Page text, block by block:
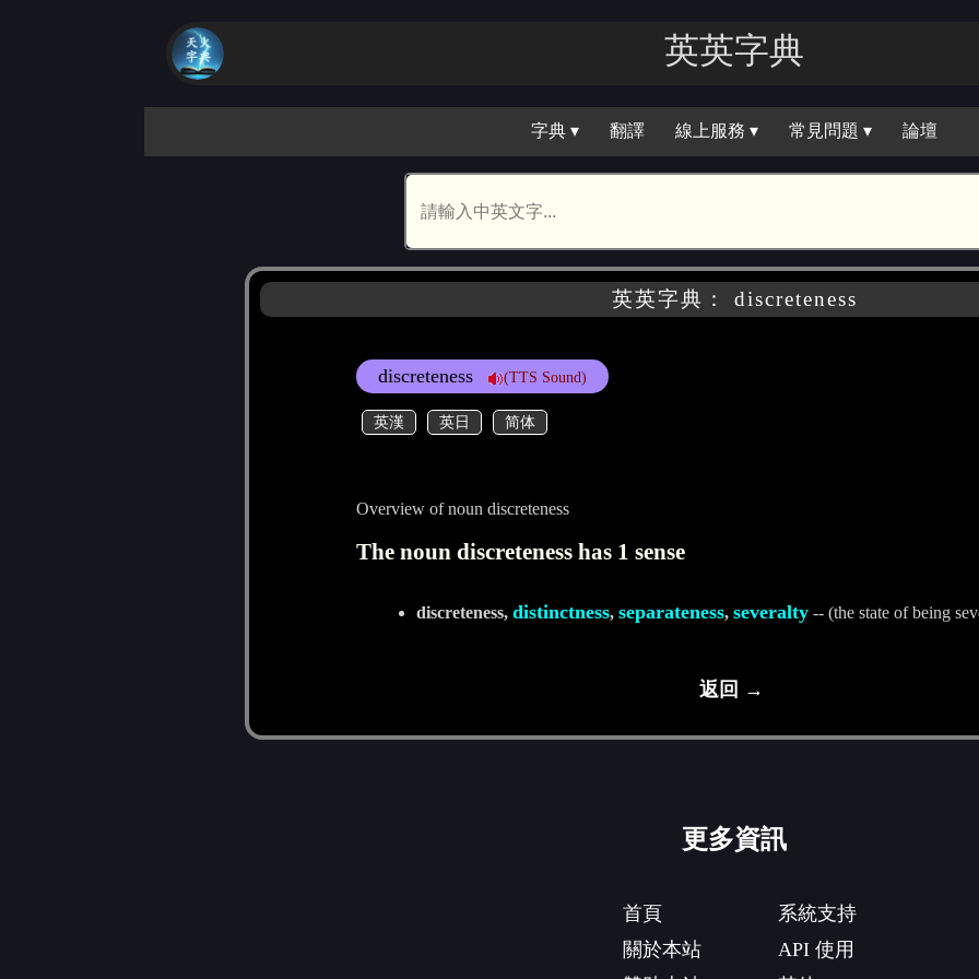
英英字典
字典 ▾ 翻譯 線上服務 ▾ 常見問題 ▾ 論壇
英英字典： discreteness
discreteness (TTS Sound)
英漢 英日 简体
Overview of noun discreteness
The noun discreteness has 1 sense
discreteness, distinctness, separateness, severalty-- (the state of being
返回 →
更多資訊
首頁
關於本站
系統支持
API 使用